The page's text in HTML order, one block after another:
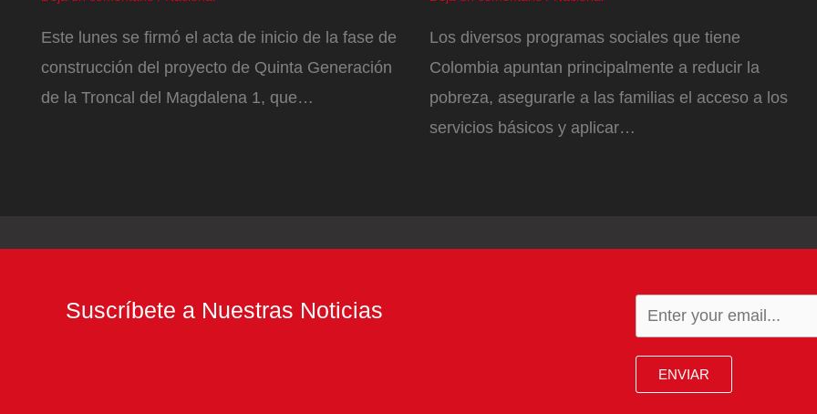
Este lunes se firmó el acta de inicio de la fase de
construcción del proyecto de Quinta Generación
de la Troncal del Magdalena 1, que…
Los diversos programas sociales que tiene
Colombia apuntan principalmente a reducir la
pobreza, asegurarle a las familias el acceso a los
servicios básicos y aplicar…
Suscríbete a Nuestras Noticias
ENVIAR